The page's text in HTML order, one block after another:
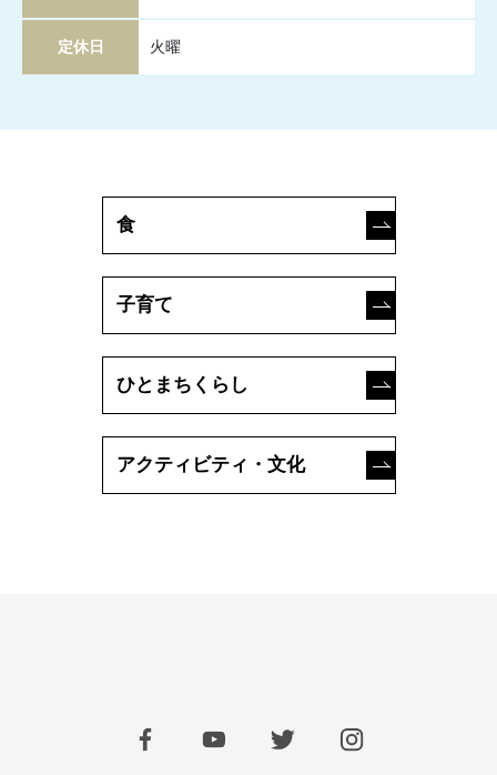
定休日 火曜
食
子育て
ひとまちくらし
アクティビティ・文化